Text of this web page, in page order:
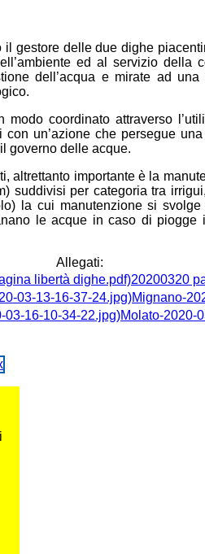
il gestore delle due dighe
ed al servizio della
dell’acqua e mirate ad
modo coordinato attraverso
un’azione che persegue
governo delle acque.
altrettanto importante è la
suddivisi per categoria tra
la cui manutenzione si
le acque in caso di
Allegati:
20200320
Mignano-
Molato-2020-